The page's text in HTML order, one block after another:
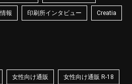
報 印刷所インタビュー Creatia
女性向け通販 女性向け通販 R-18